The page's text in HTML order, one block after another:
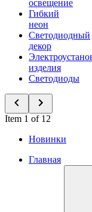
освещение
Гибкий
неон
Светодиодный
декор
изделия
Светодиоды
Item 1 of 12
Новинки
Главная